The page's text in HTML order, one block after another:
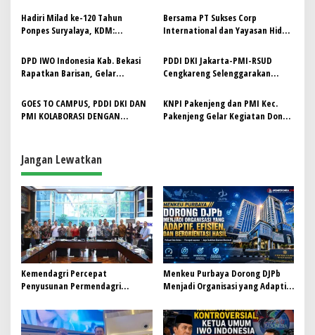
o
Periode 2025–2030
Hadiri Milad ke-120 Tahun
Ponpes Suryalaya, KDM:
Keislaman yang Inklusif
Bersama PT Sukses Corp
International dan Yayasan Hidup
Donor Darah Festival
Kemerdekaan RI ke- 80 di JIS
DPD IWO Indonesia Kab. Bekasi
Rapatkan Barisan, Gelar
PDDI DKI Jakarta-PMI-RSUD
Cengkareng Selenggarakan
Darah Dunia
GOES TO CAMPUS, PDDI DKI DAN
PMI KOLABORASI DENGAN
KNPI Pakenjeng dan PMI Kec.
Pakenjeng Gelar Kegiatan Donor
Jangan Lewatkan
Kemendagri Percepat
Penyusunan Permendagri
Menkeu Purbaya Dorong DJPb
Menjadi Organisasi yang Adaptif,